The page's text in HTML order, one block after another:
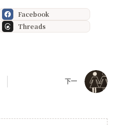
Facebook
Threads
下一